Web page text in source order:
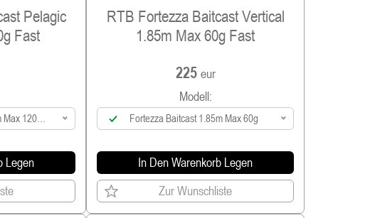
Pelagic
Fast
120g
Legen
RTB Fortezza Baitcast Vertical
1.85m Max 60g Fast
225 eur
Modell:
Fortezza Baitcast 1.85m Max 60g
In Den Warenkorb Legen
Zur Wunschliste